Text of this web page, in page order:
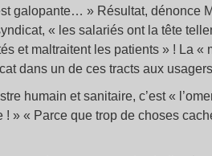
galopante… » Résultat, dénonce
« les salariés ont la tête
et maltraitent les patients » ! La «
dans un de ces tracts aux
humain et sanitaire, c’est «
» « Parce que trop de choses